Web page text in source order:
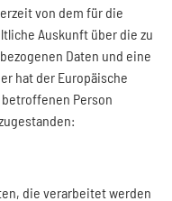
von dem für die
Auskunft über die zu
Daten und eine
hat der Europäische
Person
die verarbeitet werden